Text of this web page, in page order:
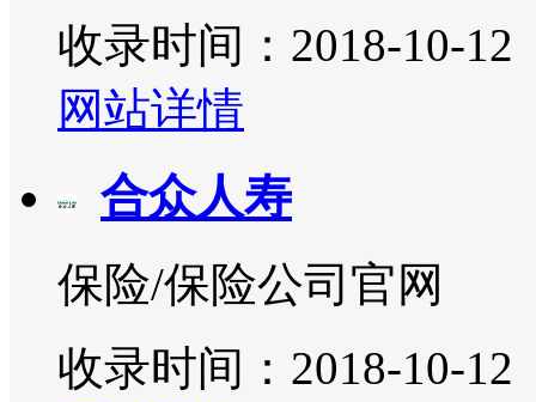
收录时间：2018-10-12
网站详情
合众人寿
保险/保险公司官网
收录时间：2018-10-12